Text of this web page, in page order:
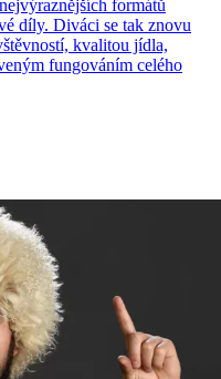
formátů
díly. Diváci se tak znovu
kvalitou jídla,
fungováním celého